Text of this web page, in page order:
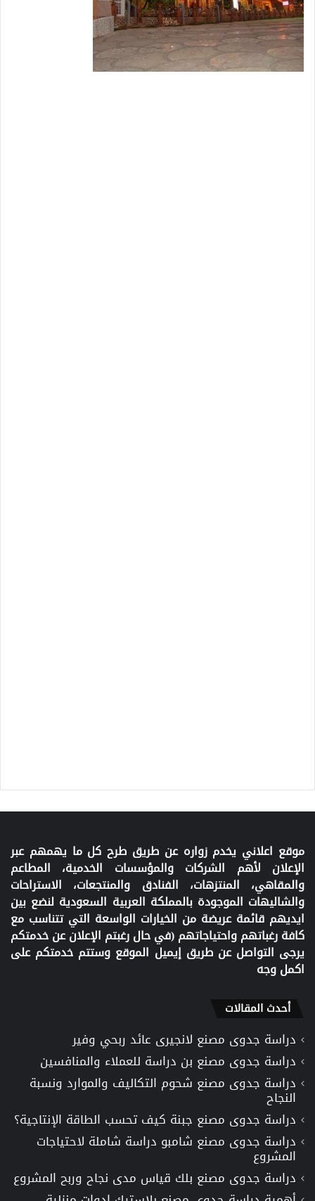
موقع اعلاني يخدم زواره عن طريق طرح كل ما يهمهم عبر
الإعلان لأهم الشركات والمؤسسات الخدمية، المطاعم
والمقاهي، المنتزهات، الفنادق والمنتجعات، الاستراحات
والشاليهات الموجودة بالمملكة العربية السعودية لنضع بين
ايديهم قائمة عريضة من الخيارات الواسعة التي تتناسب مع
كافة رغباتهم واحتياجاتهم (في حال رغبتم الإعلان عن خدمتكم
يرجى التواصل عن طريق إيميل الموقع وستتم خدمتكم على
اكمل وجه
أحدث المقالات
دراسة جدوى مصنع لانجيرى عائد ربحي وفير
دراسة جدوى مصنع بن دراسة للعملاء والمنافسين
دراسة جدوى مصنع شحوم التكاليف والموارد ونسبة
النجاح
دراسة جدوى مصنع جبنة كيف تحسب الطاقة الإنتاجية؟
دراسة جدوى مصنع شامبو دراسة شاملة لاحتياجات
المشروع
دراسة جدوى مصنع بلك قياس مدى نجاح وربح المشروع